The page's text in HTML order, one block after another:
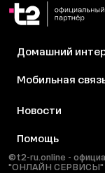
Домашний
Мобильная
Новости
Помощь
©t2-ru.online -
"ОНЛАЙН СЕРВИСЫ"